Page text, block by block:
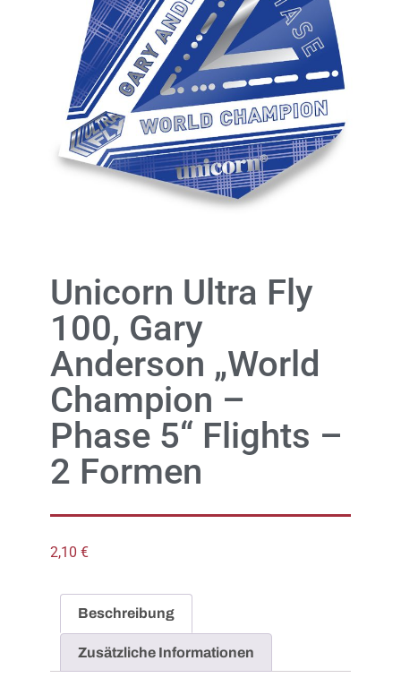
Unicorn Ultra Fly
100, Gary
Anderson „World
Champion –
Phase 5“ Flights –
2 Formen
2,10 €
Beschreibung
Zusätzliche Informationen